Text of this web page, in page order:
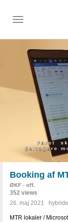
Toggle
Booking af
ØKF - off.
352 views
26. maj 2021
MTR lokaler /